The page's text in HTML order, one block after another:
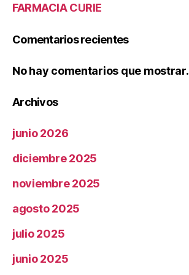
FARMACIA CURIE
Comentarios recientes
No hay comentarios que mostrar.
Archivos
junio 2026
diciembre 2025
noviembre 2025
agosto 2025
julio 2025
junio 2025